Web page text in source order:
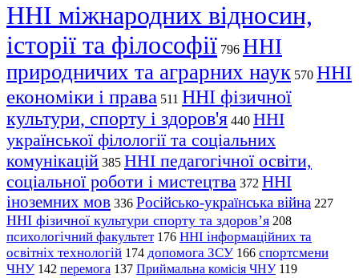
ННІ міжнародних відносин,
історії та філософії 796 ННІ
природничих та аграрних наук 570 ННІ
економіки і права 511 ННІ фізичної
культури, спорту і здоров'я 440 ННІ
української філології та соціальних
комунікацій 385 ННІ педагогічної освіти,
соціальної роботи і мистецтва 372 ННІ
іноземних мов 336 Російсько-українська війна 227
ННІ фізичної культури спорту та здоров’я 208
психологічний факультет 176 ННІ інформаційних та
освітніх технологій 174 допомога ЗСУ 166 спортсмени
ЧНУ 142 перемога 137 Приймальна комісія ЧНУ 119